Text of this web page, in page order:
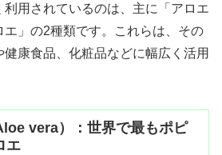
用されているのは、主に「アロエ
」の2種類です。これらは、その
康食品、化粧品などに幅広く活用
vera）：世界で最もポピ
エ